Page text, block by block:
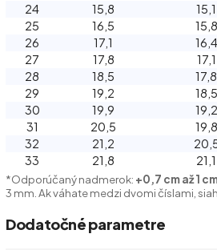
24
15,8 15,1
25
16,5 15,8
26
17,1 16,4
27
17,8 17,1
28
18,5 17,8
29
19,2 18,5
30
19,9 19,2
31
20,5 19,8
32
21,2
33
21,8 21,1
*Odporúčaný nadmerok: +0,7 cm až 1
3 mm. Ak váhate medzi dvomi číslami,
Dodatočné parametre